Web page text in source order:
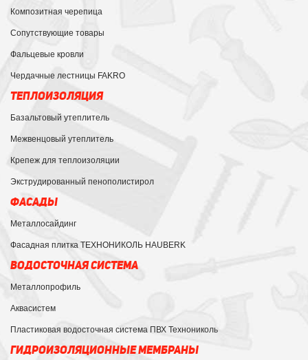
Композитная черепица
Сопутствующие товары
Фальцевые кровли
Чердачные лестницы FAKRO
ТЕПЛОИЗОЛЯЦИЯ
Базальтовый утеплитель
Межвенцовый утеплитель
Крепеж для теплоизоляции
Экструдированный пенополистирол
ФАСАДЫ
Металлосайдинг
Фасадная плитка ТЕХНОНИКОЛЬ HAUBERK
ВОДОСТОЧНАЯ СИСТЕМА
Металлопрофиль
Аквасистем
Пластиковая водосточная система ПВХ Технониколь
ГИДРОИЗОЛЯЦИОННЫЕ МЕМБРАНЫ